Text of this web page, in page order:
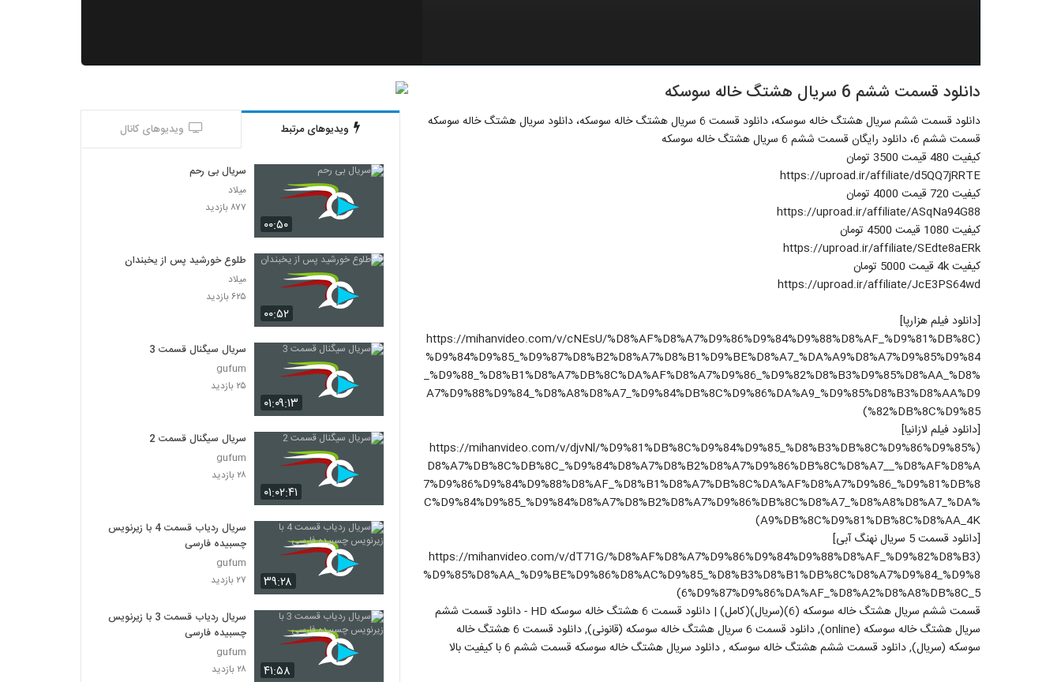
دانلود قسمت ششم 6 سریال هشتگ خاله سوسکه
دانلود قسمت ششم سریال هشتگ خاله سوسکه، دانلود قسمت 6 سریال هشتگ خاله سوسکه، دانلود سریال هشتگ خاله سوسکه
قسمت ششم 6، دانلود رایگان قسمت ششم 6 سریال هشتگ خاله سوسکه
کیفیت 480 قیمت 3500 تومان
https://uproad.ir/affiliate/d5QQ7jRRTE
کیفیت 720 قیمت 4000 تومان
https://uproad.ir/affiliate/ASqNa94G88
کیفیت 1080 قیمت 4500 تومان
https://uproad.ir/affiliate/SEdte8aERk
کیفیت 4k قیمت 5000 تومان
https://uproad.ir/affiliate/JcE3PS64wd
[دانلود فیلم هزارپا]
(https://mihanvideo.com/v/cNEsU/%D8%AF%D8%A7%D9%86%D9%84%D9%88%D8%AF_%D9%81%DB%8C
%D9%84%D9%85_%D9%87%D8%B2%D8%A7%D8%B1%D9%BE%D8%A7_%DA%A9%D8%A7%D9%85%D9%84
_%D9%88_%D8%B1%D8%A7%DB%8C%DA%AF%D8%A7%D9%86_%D9%82%D8%B3%D9%85%D8%AA_%D8%
A7%D9%88%D9%84_%D8%A8%D8%A7_%D9%84%DB%8C%D9%86%DA%A9_%D9%85%D8%B3%D8%AA%D9
%82%DB%8C%D9%85)
[دانلود فیلم لازانیا]
(https://mihanvideo.com/v/djvNl/%D9%81%DB%8C%D9%84%D9%85_%D8%B3%DB%8C%D9%86%D9%85%
D8%A7%DB%8C%DB%8C_%D9%84%D8%A7%D8%B2%D8%A7%D9%86%DB%8C%D8%A7__%D8%AF%D8%A
7%D9%86%D9%84%D9%88%D8%AF_%D8%B1%D8%A7%DB%8C%DA%AF%D8%A7%D9%86_%D9%81%DB%8
C%D9%84%D9%85_%D9%84%D8%A7%D8%B2%D8%A7%D9%86%DB%8C%D8%A7_%D8%A8%D8%A7_%DA%
A9%DB%8C%D9%81%DB%8C%D8%AA_4K)
[دانلود قسمت 5 سریال نهنگ آبی]
(https://mihanvideo.com/v/dT71G/%D8%AF%D8%A7%D9%86%D9%84%D9%88%D8%AF_%D9%82%D8%B3
%D9%85%D8%AA_%D9%BE%D9%86%D8%AC%D9%85_%D8%B3%D8%B1%DB%8C%D8%A7%D9%84_%D9%8
6%D9%87%D9%86%DA%AF_%D8%A2%D8%A8%DB%8C_5)
قسمت ششم سریال هشتگ خاله سوسکه (6)(سریال)(کامل) | دانلود قسمت 6 هشتگ خاله سوسکه HD - دانلود قسمت ششم
سریال هشتگ خاله سوسکه (online), دانلود قسمت 6 سریال هشتگ خاله سوسکه (قانونی), دانلود قسمت 6 هشتگ خاله
سوسکه (سریال), دانلود قسمت ششم هشتگ خاله سوسکه , دانلود سریال هشتگ خاله سوسکه قسمت ششم 6 با کیفیت بالا
ویدیوهای مرتبط ویدیوهای کانال
۰۰:۵۰
سریال بی رحم
میلاد
۸۷۷ بازدید
۰۰:۵۲
طلوع خورشید پس از یخبندان
میلاد
۶۲۵ بازدید
۰۱:۰۹:۱۳
سریال سیگنال قسمت 3
gufum
۲۵ بازدید
۰۱:۰۲:۴۱
سریال سیگنال قسمت 2
gufum
۲۸ بازدید
۳۹:۲۸
سریال ردیاب قسمت 4 با زیرنویس
چسبیده فارسی
gufum
۲۷ بازدید
۴۱:۵۸
سریال ردیاب قسمت 3 با زیرنویس
چسبیده فارسی
gufum
۲۸ بازدید